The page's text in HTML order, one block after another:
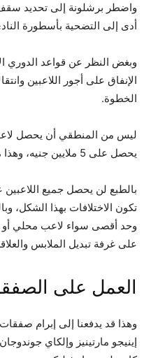
واضطر برشلونة إلى تحديد
أدى إلى التضحية بأسطورة
وبغض النظر عن قواعد الدوري
الإنفاق على أجور اللاعبين
الخطوة.
يحصل على 5 ملايين جنيه، وهذا ما يحدث داخل القلعة البيضاء.
بالطبع لن يحصل جميع
تكون الاختلافات بهذا الشكل،
وحد أقصى سواء لاعب محلي أو
على غرفة تبديل الملابس
العمل على
وهذا قد يدفعنا إلى إبرام
إينيجو مارتينيز وإلكاي